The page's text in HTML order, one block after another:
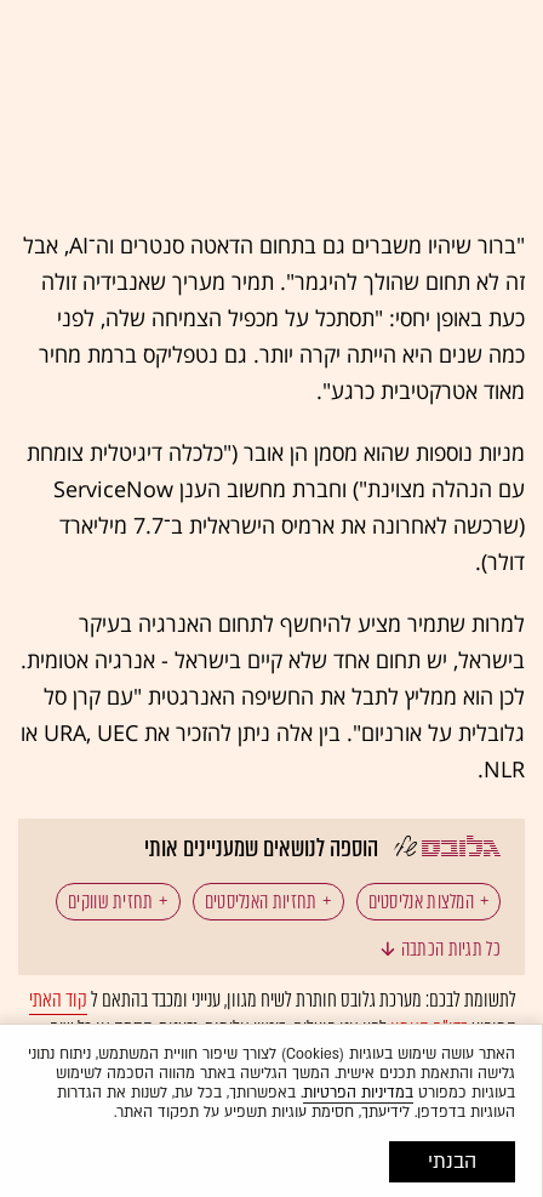
"ברור שיהיו משברים גם בתחום הדאטה סנטרים וה־AI, אבל
זה לא תחום שהולך להיגמר". תמיר מעריך שאנבידיה זולה
כעת באופן יחסי: "תסתכל על מכפיל הצמיחה שלה, לפני
כמה שנים היא הייתה יקרה יותר. גם נטפליקס ברמת מחיר
מאוד אטרקטיבית כרגע".
מניות נוספות שהוא מסמן הן אובר ("כלכלה דיגיטלית צומחת
עם הנהלה מצוינת") וחברת מחשוב הענן ServiceNow
(שרכשה לאחרונה את ארמיס הישראלית ב־7.7 מיליארד
דולר).
למרות שתמיר מציע להיחשף לתחום האנרגיה בעיקר
בישראל, יש תחום אחד שלא קיים בישראל - אנרגיה אטומית.
לכן הוא ממליץ לתבל את החשיפה האנרגטית "עם קרן סל
גלובלית על אורניום". בין אלה ניתן להזכיר את URA, UEC או
NLR.
הוספה לנושאים שמעניינים אותי
המלצות אנליסטים תחזיות האנליסטים תחזית שווקים
השקעות דולר שקל טכנולוגיה: ענקיות הטכנולוגיה
חברות אנרגיה שוק הדיור אורניום
מנהלי השקעות
כל תגיות הכתבה
לתשומת לבכם: מערכת גלובס חותרת לשיח מגוון, ענייני ומכבד בהתאם לקוד האתי
המופיעבדו"ח האמוןלפיו אנו פועלים. ביטויי אלימות, גזענות, הסתה או כל שיח
בלתי הולם אחר מסוננים בצורהאוטומטיתולא יפורסמו באתר.
האתר עושה שימוש בעוגיות (Cookies) לצורך שיפור חוויית המשתמש, ניתוח נתוני
גלישה והתאמת תכנים אישית. המשך הגלישה באתר מהווה הסכמה לשימוש
בעוגיות כמפורטבמדיניות הפרטיות. באפשרותך, בכל עת, לשנות את הגדרות
העוגיות בדפדפן. לידיעתך, חסימת עוגיות תשפיע על תפקוד האתר.
הבנתי